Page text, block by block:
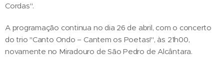
Cordas".
A programação continua no dia 26 de abril, com o concerto
do trio "Canto Ondo – Cantem os Poetas!", às 21h00,
novamente no Miradouro de São Pedro de Alcântara.